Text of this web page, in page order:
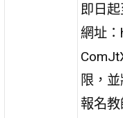
即日
網址
限，
報名教